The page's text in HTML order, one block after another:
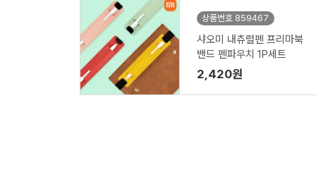
상품번호 859467
샤오미 내츄럴펜 프리마북
밴드 펜파우치 1P세트
2,420원